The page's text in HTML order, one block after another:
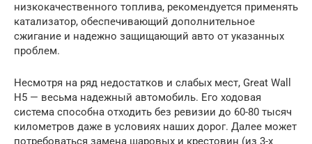
низкокачественного топлива, рекомендуется применять
катализатор, обеспечивающий дополнительное
сжигание и надежно защищающий авто от указанных
проблем.
Несмотря на ряд недостатков и слабых мест, Great Wall
H5 — весьма надежный автомобиль. Его ходовая
система способна отходить без ревизии до 60-80 тысяч
километров даже в условиях наших дорог. Далее может
потребоваться замена шаровых и крестовин (из 3-х